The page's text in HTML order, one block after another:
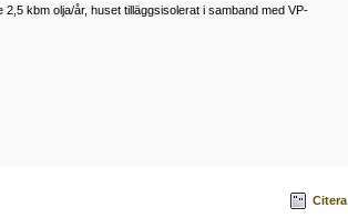
kbm olja/år, huset tilläggsisolerat i samband med VP-
Citera